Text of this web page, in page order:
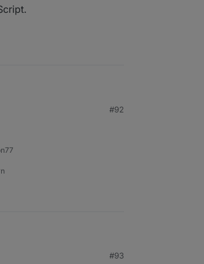
id /g, obj.id).replace(/%name/g,
valOld: obj.oldState &&
#92
#93